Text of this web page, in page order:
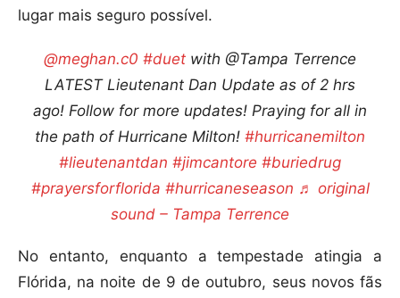
lugar mais seguro possível.
@meghan.c0 #duet with @Tampa Terrence
LATEST Lieutenant Dan Update as of 2 hrs
ago! Follow for more updates! Praying for all in
the path of Hurricane Milton! #hurricanemilton
#lieutenantdan #jimcantore #buriedrug
#prayersforflorida #hurricaneseason ♬ original
sound – Tampa Terrence
No entanto, enquanto a tempestade atingia a
Flórida, na noite de 9 de outubro, seus novos fãs